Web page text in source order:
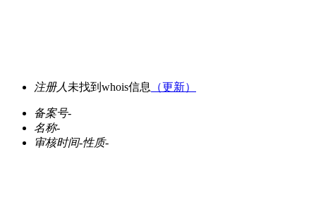
注册人 未找到whois信息 （更新）
备案号-
名称-
审核时间-性质-